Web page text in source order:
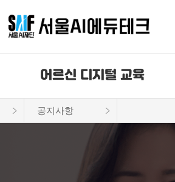
어르신 디지털 교육
공지사항